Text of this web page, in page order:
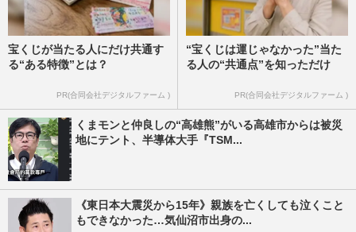
宝くじが当たる人にだけ共通す
る“ある特徴”とは？
PR(合同会社デジタルファーム )
“宝くじは運じゃなかった”当た
る人の“共通点”を知っただけ
PR(合同会社デジタルファーム )
くまモンと仲良しの“高雄熊”がいる高雄市からは被災
地にテント、半導体大手『TSM...
《東日本大震災から15年》親族を亡くしても泣くこと
もできなかった…気仙沼市出身の...